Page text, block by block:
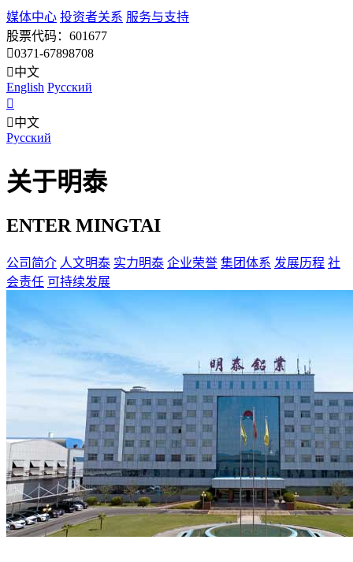
媒体中心 投资者关系 服务与支持
股票代码：601677
0371-67898708
中文
English Pусский
中文
Pусский
关于明泰
ENTER MINGTAI
公司简介 人文明泰 实力明泰 企业荣誉 集团体系 发展历程 社
会责任 可持续发展